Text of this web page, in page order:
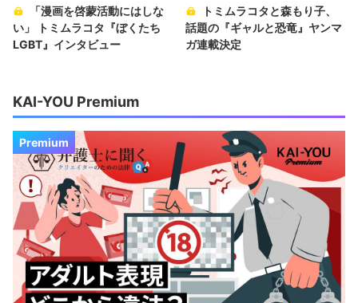
「漫画を啓蒙活動にはしな
い」 トミムラコタ『ぼくたち
LGBT』インタビュー
トミムラコタと森もり子、
話題の『ギャルと恐竜』ヤンマ
ガ連載決定
KAI-YOU Premium
Premium